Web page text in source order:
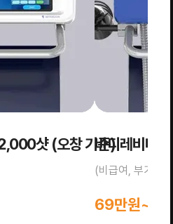
샷 (오창 기준)바디레비나
(비급여, 부가세
69만원~